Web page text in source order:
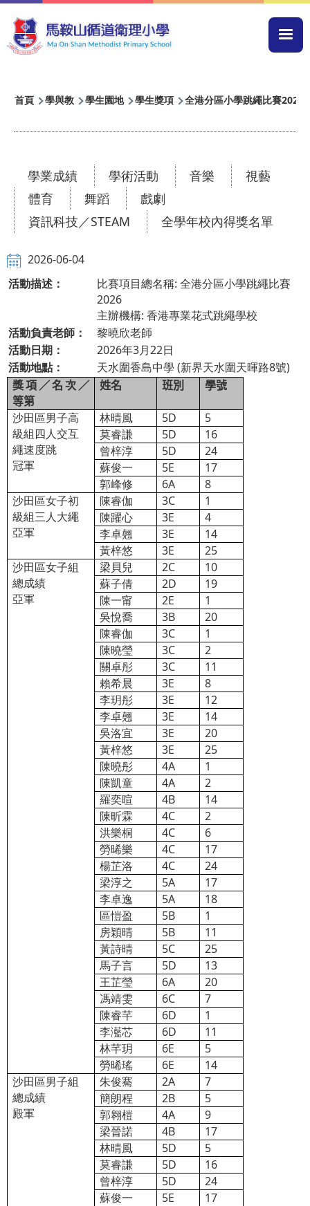
移至主內容
導
連
首頁 學與教 學生園地 學生獎項 全港分區小學跳繩比賽2026
學業成績 學術活動 音樂
視藝
體育
舞蹈
戲劇
資訊科技／STEAM
全學年校內得獎名單
2026-06-04
活動描述：
比賽項目總名稱: 全港分區小學跳繩比賽
2026
主辦機構: 香港專業花式跳繩學校
活動負責老師：
黎曉欣老師
活動日期：
2026年3月22日
活動地點：
天水圍香島中學 (新界天水圍天暉路8號)
獎項／名次／
等第
姓名 班別 學號
沙田區男子高
級組四人交互
繩速度跳
冠軍
林晴風 5D
5
莫睿謙
5D
16
曾梓淳
5D
24
蘇俊一
5E
17
郭峰修
6A
8
沙田區女子初
級組三人大繩
亞軍
陳睿伽 3C
1
陳躍心
3E
4
李卓翹
3E
14
黃梓悠
3E
25
沙田區女子組
總成績
亞軍
梁貝兒 2C
10
蘇子倩
2D
19
陳一甯
2E
1
吳悅喬
3B
20
陳睿伽
3C
1
陳曉瑩
3C
2
關卓彤
3C
11
賴希晨
3E
8
李玥彤
3E
12
李卓翹
3E
14
吳洛宜
3E
20
黃梓悠
3E
25
陳曉彤
4A
1
陳凱童
4A
2
羅奕暄
4B
14
陳昕霖
4C
2
洪樂桐
4C
6
勞晞樂
4C
17
楊芷洛
4C
24
梁淳之
5A
17
李卓逸
5A
18
區愷盈
5B
1
房穎晴
5B
11
黃詩晴
5C
25
馬子言
5D
13
王芷瑩
6A
20
馮靖雯
6C
7
陳睿芊
6D
1
李灆芯
6D
11
林芊玥
6E
5
勞晞瑤
6E
14
沙田區男子組
總成績
殿軍
朱俊騫 2A
7
簡朗程
2B
5
郭翱榿
4A
9
梁晉諾
4B
17
林晴風
5D
5
莫睿謙
5D
16
曾梓淳
5D
24
蘇俊一
5E
17